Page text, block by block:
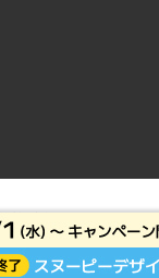
サイト © Rakuten